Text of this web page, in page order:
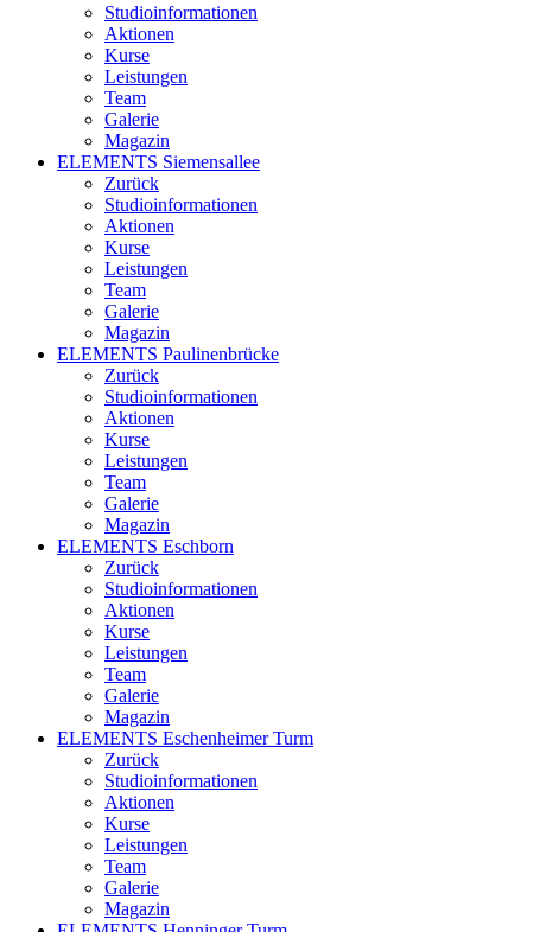
Studioinformationen
Aktionen
Kurse
Leistungen
Team
Galerie
Magazin
ELEMENTS Siemensallee
Zurück
Studioinformationen
Aktionen
Kurse
Leistungen
Team
Galerie
Magazin
ELEMENTS Paulinenbrücke
Zurück
Studioinformationen
Aktionen
Kurse
Leistungen
Team
Galerie
Magazin
ELEMENTS Eschborn
Zurück
Studioinformationen
Aktionen
Kurse
Leistungen
Team
Galerie
Magazin
ELEMENTS Eschenheimer Turm
Zurück
Studioinformationen
Aktionen
Kurse
Leistungen
Team
Galerie
Magazin